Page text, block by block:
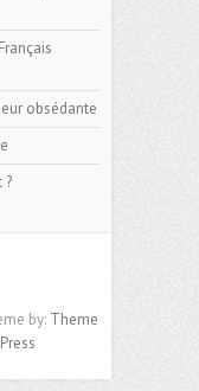
obsédante
?
by: Theme